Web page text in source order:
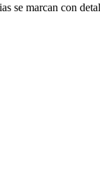
se marcan con